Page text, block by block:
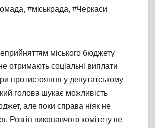
, #міськрада, #Черкаси
міського бюджету
отримають соціальні виплати
протистояння у депутатському
голова шукає можливість
але поки справа ніяк не
Розгін виконавчого комітету не